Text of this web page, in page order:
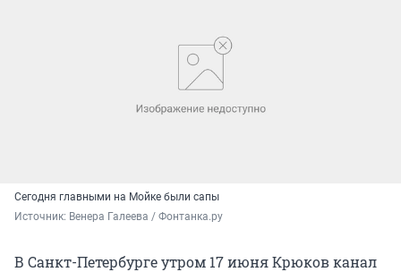
Сегодня главными на Мойке были сапы
Источник: Венера Галеева / Фонтанка.ру
В Санкт-Петербурге утром 17 июня Крюков канал